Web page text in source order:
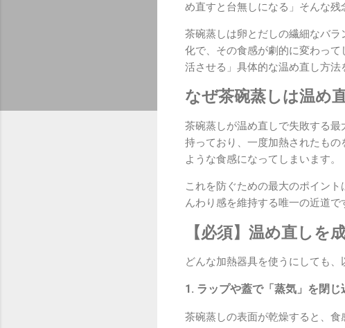
め直すと台無しになる」そんな残
茶碗蒸しは卵とだしの繊細なバ
化で、その食感が劇的に変わっ
活させる」具体的な温め直し方法
なぜ茶碗蒸しは温め
茶碗蒸しが温め直しで失敗する
持っており、一度加熱されたも
ような食感になってしまいます。
これを防ぐための最大のポイン
んわり感を維持する唯一の近道で
【必須】温め直しを
どんな加熱器具を使うにしても
1. ラップや蓋で「蒸気」を閉じ
茶碗蒸しの表面が乾燥すると、